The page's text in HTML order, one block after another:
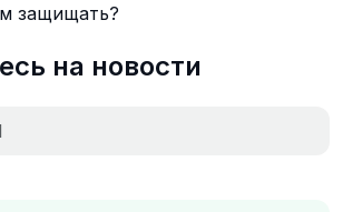
защищать?
на новости